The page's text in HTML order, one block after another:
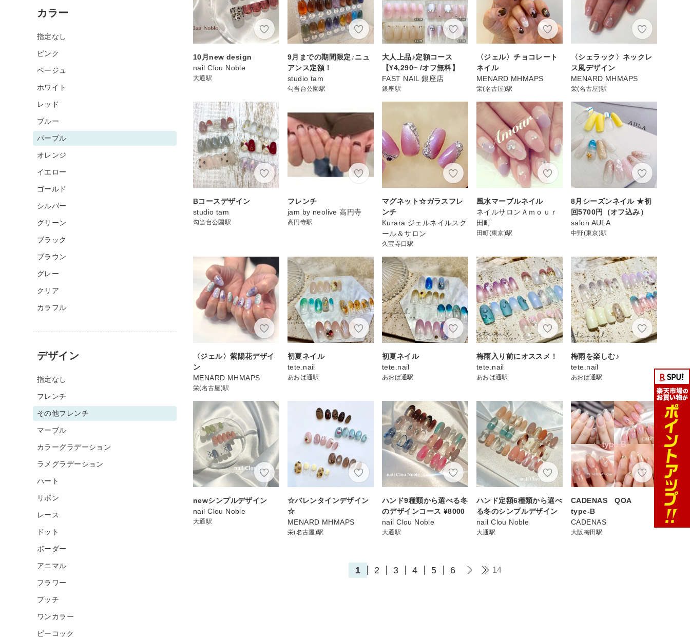
10月new design
nail Clou Noble
大通駅
9月までの期間限定♪ニュ
アンス定額！
studio tam
勾当台公園駅
大人上品♪定額コース
【¥4,290~ /オフ無料】
FAST NAIL 銀座店
銀座駅
〈ジェル〉チョコレート
ネイル
MENARD MHMAPS
栄(名古屋)駅
〈シェラック〉ネックレ
ス風デザイン
MENARD MHMAPS
栄(名古屋)駅
Bコースデザイン
studio tam
勾当台公園駅
フレンチ
jam by neolive 高円寺
高円寺駅
マグネット☆ガラスフレ
ンチ
Kurara ジェルネイルスク
ール＆サロン
久宝寺口駅
風水マーブルネイル
ネイルサロンＡｍｏｕｒ
田町
田町(東京)駅
8月シーズンネイル ★初
回5700円（オフ込み）
salon AULA
中野(東京)駅
〈ジェル〉紫陽花デザイ
ン
MENARD MHMAPS
栄(名古屋)駅
初夏ネイル
tete.nail
あおば通駅
初夏ネイル
tete.nail
あおば通駅
梅雨入り前にオススメ！
tete.nail
あおば通駅
梅雨を楽しむ♪
tete.nail
あおば通駅
newシンプルデザイン
nail Clou Noble
大通駅
☆バレンタインデザイン
☆
MENARD MHMAPS
栄(名古屋)駅
ハンド9種類から選べる冬
のデザインコース ¥8000
nail Clou Noble
大通駅
ハンド定額6種類から選べ
る冬のシンプルデザイン
nail Clou Noble
大通駅
CADENAS QOA
type-B
CADENAS
大阪梅田駅
1 2 3 4 5 6 14
カラー
指定なし
ピンク
ベージュ
ホワイト
レッド
ブルー
パープル
オレンジ
イエロー
ゴールド
シルバー
グリーン
ブラック
ブラウン
グレー
クリア
カラフル
デザイン
指定なし
フレンチ
その他フレンチ
マーブル
カラーグラデーション
ラメグラデーション
ハート
リボン
レース
ドット
ボーダー
アニマル
フラワー
プッチ
ワンカラー
ピーコック